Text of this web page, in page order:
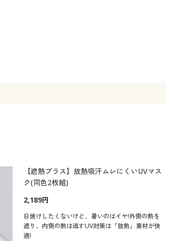
【遮熱プラス】放熱吸汗ムレにくいUVマス
ク(同色2枚組)
2,189円
日焼けしたくないけど、暑いのはイヤ!外側の熱を
遮り、内側の熱は逃すUV対策は「放熱」素材が快
適!